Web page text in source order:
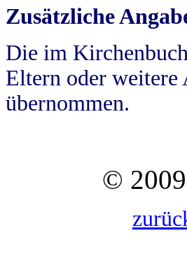
Zusätzliche
Die im
Eltern oder weitere
übernommen.
©